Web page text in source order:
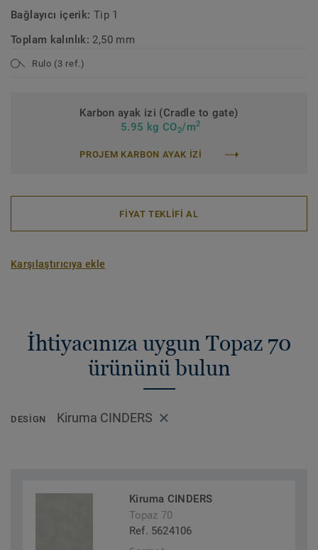
Bağlayıcı içerik: Tip 1
Toplam kalınlık: 2,50 mm
Rulo (3 ref.)
Karbon ayak izi (Cradle to gate)
5.95 kg CO2/m2
PROJEM KARBON AYAK IZI
FİYAT TEKLİFİ AL
Karşılaştırıcıya ekle
İhtiyacınıza uygun Topaz 70
ürününü bulun
DESIGN Kiruma CINDERS
Kiruma CINDERS
Topaz 70
Ref. 5624106